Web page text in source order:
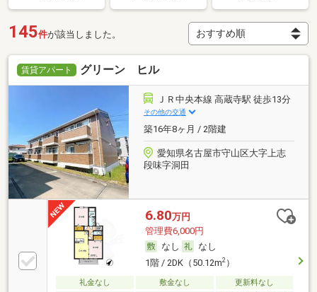
145件が該当しました。
賃貸アパート グリーン ヒル
ＪＲ中央本線 高蔵寺駅 徒歩13分
その他の交通
築16年8ヶ月 / 2階建
愛知県名古屋市守山区大字上志
段味字洞田
6.80万円
管理費6,000円
なし
なし
1階 / 2DK（50.12m2）
礼金なし 敷金なし 更新料なし